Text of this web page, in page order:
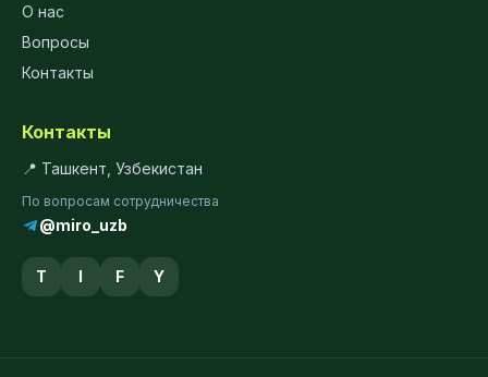
О нас
Вопросы
Контакты
Контакты
📍 Ташкент, Узбекистан
По вопросам сотрудничества
@miro_uzb
T I F Y